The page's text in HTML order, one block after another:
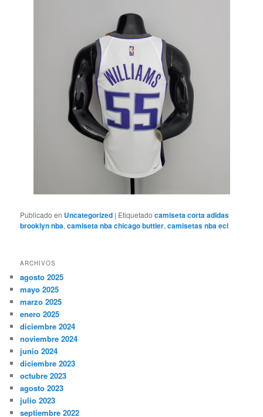
Publicado en Uncategorized | Etiquetado camiseta corta adidas
brooklyn nba,camiseta nba chicago buttler,camisetas nba eci
ARCHIVOS
agosto 2025
mayo 2025
marzo 2025
enero 2025
diciembre 2024
noviembre 2024
junio 2024
diciembre 2023
octubre 2023
agosto 2023
julio 2023
septiembre 2022